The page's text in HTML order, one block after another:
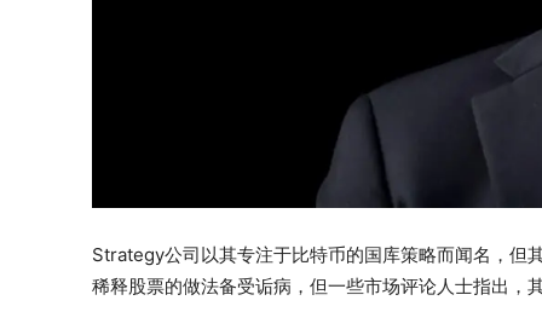
Strategy公司以其专注于比特币的国库策略而闻名，但
稀释股票的做法备受诟病，但一些市场评论人士指出，